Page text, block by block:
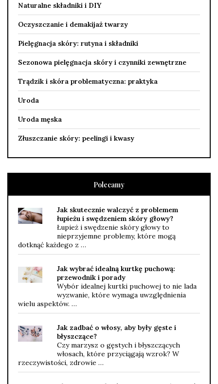
Naturalne składniki i DIY
Oczyszczanie i demakijaż twarzy
Pielęgnacja skóry: rutyna i składniki
Sezonowa pielęgnacja skóry i czynniki zewnętrzne
Trądzik i skóra problematyczna: praktyka
Uroda
Uroda męska
Złuszczanie skóry: peelingi i kwasy
Polecamy
Jak skutecznie walczyć z problemem
łupieżu i swędzeniem skóry głowy?
Łupież i swędzenie skóry głowy to
nieprzyjemne problemy, które mogą
dotknąć każdego z …
Jak wybrać idealną kurtkę puchową:
przewodnik i porady
Wybór idealnej kurtki puchowej to nie lada
wyzwanie, które wymaga uwzględnienia
wielu aspektów. …
Jak zadbać o włosy, aby były gęste i
błyszczące?
Czy marzysz o gęstych i błyszczących
włosach, które przyciągają wzrok? W
rzeczywistości, zdrowie …